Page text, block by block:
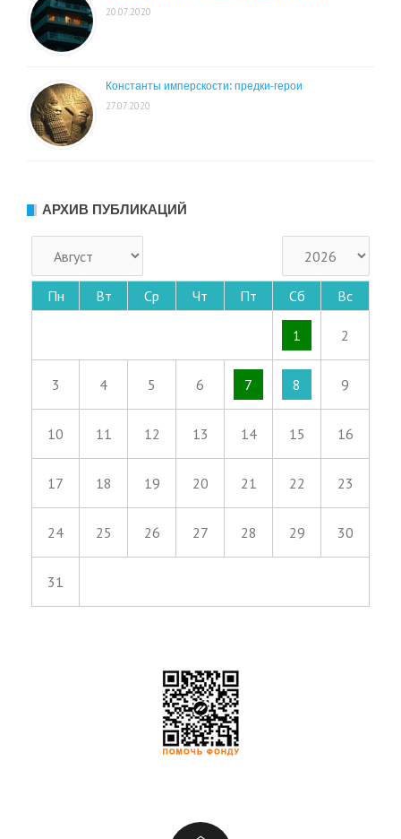
20.07.2020
Константы имперскости: предки-герои
27.07.2020
АРХИВ ПУБЛИКАЦИЙ
Пн Вт Ср Чт Пт Сб Вс
1 2
3 4 5 6 7 8 9
10 11 12 13 14 15 16
17 18 19 20 21 22 23
24 25 26 27 28 29 30
31